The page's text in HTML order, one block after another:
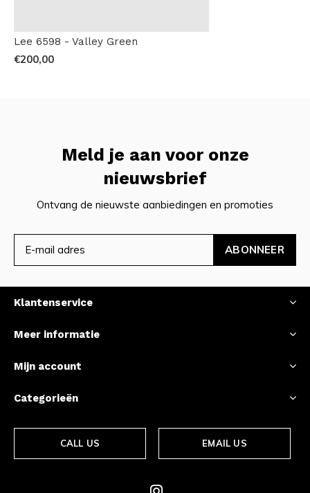
Lee 6598 - Valley Green
€200,00
Meld je aan voor onze
nieuwsbrief
Ontvang de nieuwste aanbiedingen en promoties
ABONNEER
Klantenservice
Meer informatie
Mijn account
Categorieën
CALL US EMAIL US